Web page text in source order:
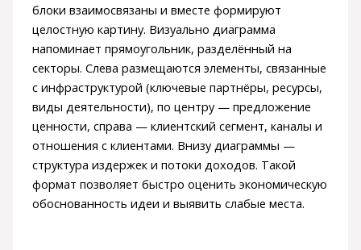
блоки взаимосвязаны и вместе формируют
целостную картину. Визуально диаграмма
напоминает прямоугольник, разделённый на
секторы. Слева размещаются элементы, связанные
с инфраструктурой (ключевые партнёры, ресурсы,
виды деятельности), по центру — предложение
ценности, справа — клиентский сегмент, каналы и
отношения с клиентами. Внизу диаграммы —
структура издержек и потоки доходов. Такой
формат позволяет быстро оценить экономическую
обоснованность идеи и выявить слабые места.